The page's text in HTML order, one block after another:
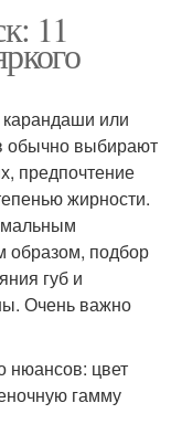
11
или
обычно выбирают
предпочтение
жирности.
образом, подбор
губ и
Очень важно
нюансов: цвет
гамму